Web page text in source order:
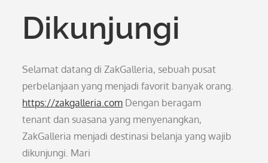
Dikunjungi
Selamat datang di ZakGalleria, sebuah pusat
perbelanjaan yang menjadi favorit banyak orang.
https://zakgalleria.com Dengan beragam
tenant dan suasana yang menyenangkan,
ZakGalleria menjadi destinasi belanja yang wajib
dikunjungi. Mari